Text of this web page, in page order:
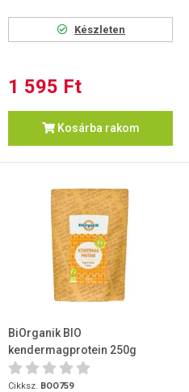
Készleten
1 595 Ft
Kosárba rakom
BiOrganik BIO
kendermagprotein 250g
Cikksz. BOO759